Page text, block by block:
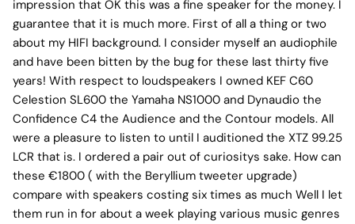
impression that OK this was a fine speaker for the money. I
guarantee that it is much more. First of all a thing or two
about my HIFI background. I consider myself an audiophile
and have been bitten by the bug for these last thirty five
years! With respect to loudspeakers I owned KEF C60
Celestion SL600 the Yamaha NS1000 and Dynaudio the
Confidence C4 the Audience and the Contour models. All
were a pleasure to listen to until I auditioned the XTZ 99.25
LCR that is. I ordered a pair out of curiositys sake. How can
these €1800 ( with the Beryllium tweeter upgrade)
compare with speakers costing six times as much Well I let
them run in for about a week playing various music genres